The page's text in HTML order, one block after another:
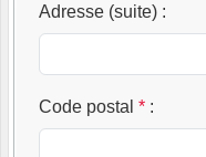
Adresse (suite) :
Code postal * :